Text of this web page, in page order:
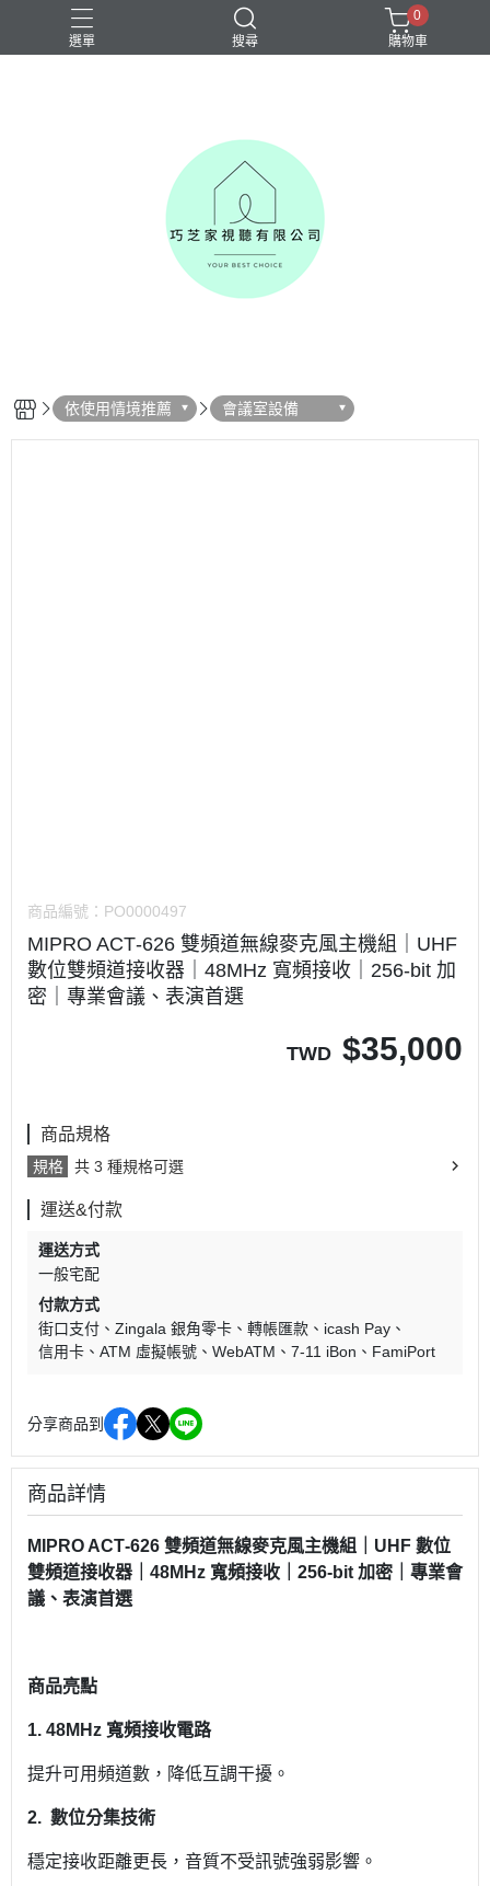
選單 搜尋
0
購物車
依使用情境推薦 會議室設備
商品編號： PO0000497
MIPRO ACT‑626 雙頻道無線麥克風主機組｜UHF
數位雙頻道接收器｜48MHz 寬頻接收｜256‑bit 加
密｜專業會議、表演首選
TWD $35,000
商品規格
規格 共 3 種規格可選
運送&付款
運送方式
一般宅配
付款方式
街口支付
Zingala 銀角零卡 轉帳匯款
icash Pay
信用卡
ATM 虛擬帳號 WebATM 7-11 iBon FamiPort
分享商品到
商品詳情
MIPRO ACT‑626 雙頻道無線麥克風主機組｜UHF 數位
雙頻道接收器｜48MHz 寬頻接收｜256‑bit 加密｜專業會
議、表演首選
商品亮點
1. 48MHz 寬頻接收電路
提升可用頻道數，降低互調干擾。
2. 數位分集技術
穩定接收距離更長，音質不受訊號強弱影響。